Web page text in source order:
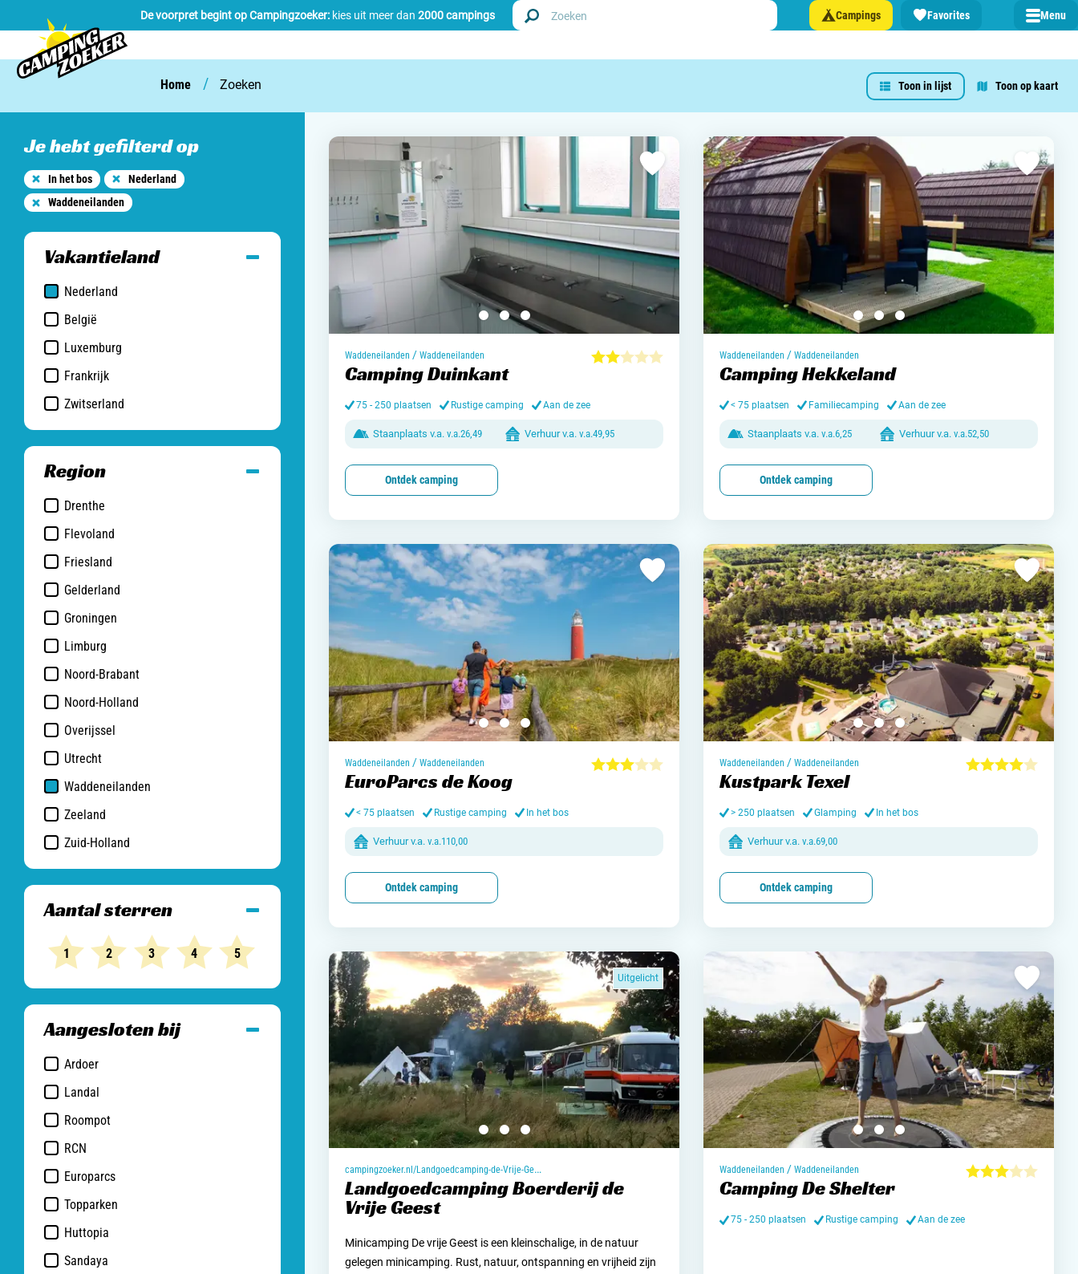
De voorpret begint op Campingzoeker: kies uit meer dan 2000 campings Campings Favorites Menu
Zoek een camping in ...
Nederland
Begië
Luxemburg
Frankrijk
Zwitserland
informatie over …
Luxemburg
Zwitserland
Nieuws / blog
Over Campingzoeker
Veel gestelde vragen
Meld mijn camping aan
Samenwerken / adverteren
Contact opnemen
Home / Zoeken Toon in lijst Toon op kaart
Je hebt gefilterd op
In het bos
Nederland
Waddeneilanden
Vakantieland
Nederland
België
Luxemburg
Frankrijk
Zwitserland
Region
Drenthe
Flevoland
Friesland
Gelderland
Groningen
Limburg
Noord-Brabant
Noord-Holland
Overijssel
Utrecht
Waddeneilanden
Zeeland
Zuid-Holland
Aantal sterren
1 2 3 4 5
Aangesloten bij
Ardoer
Landal
Roompot
RCN
Europarcs
Topparken
Huttopia
Sandaya
Waddeneilanden / Waddeneilanden
Camping Duinkant
75 - 250 plaatsen Rustige camping Aan de zee
Staanplaats v.a. v.a.26,49 Verhuur v.a. v.a.49,95
Ontdek camping
Waddeneilanden / Waddeneilanden
Camping Hekkeland
< 75 plaatsen Familiecamping Aan de zee
Staanplaats v.a. v.a.6,25 Verhuur v.a. v.a.52,50
Ontdek camping
Waddeneilanden / Waddeneilanden
EuroParcs de Koog
< 75 plaatsen Rustige camping In het bos
Verhuur v.a. v.a.110,00
Ontdek camping
Waddeneilanden / Waddeneilanden
Kustpark Texel
> 250 plaatsen Glamping In het bos
Verhuur v.a. v.a.69,00
Ontdek camping
Uitgelicht
campingzoeker.nl/Landgoedcamping-de-Vrije-Geest
Landgoedcamping Boerderij de
Vrije Geest
Minicamping De vrije Geest is een kleinschalige, in de natuur
gelegen minicamping. Rust, natuur, ontspanning en vrijheid zijn
Waddeneilanden / Waddeneilanden
Camping De Shelter
75 - 250 plaatsen Rustige camping Aan de zee